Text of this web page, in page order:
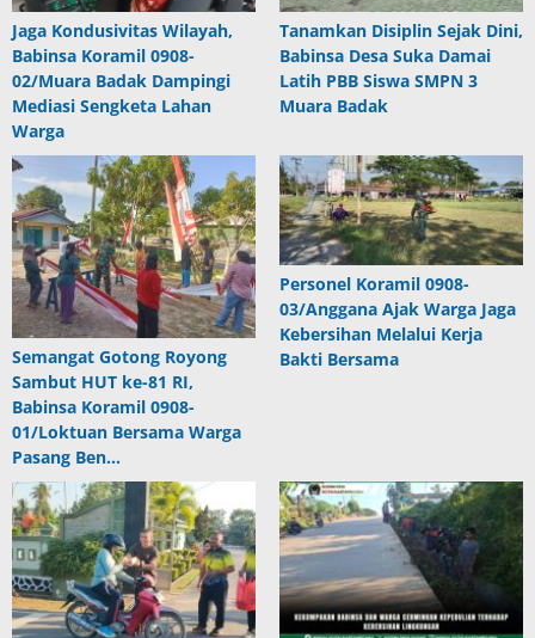
Jaga Kondusivitas Wilayah,
Babinsa Koramil 0908-
02/Muara Badak Dampingi
Mediasi Sengketa Lahan
Warga
Tanamkan Disiplin Sejak Dini,
Babinsa Desa Suka Damai
Latih PBB Siswa SMPN 3
Muara Badak
Semangat Gotong Royong
Sambut HUT ke-81 RI,
Babinsa Koramil 0908-
01/Loktuan Bersama Warga
Pasang Ben…
Personel Koramil 0908-
03/Anggana Ajak Warga Jaga
Kebersihan Melalui Kerja
Bakti Bersama